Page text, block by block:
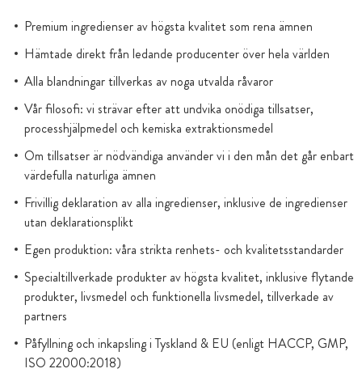
Premium ingredienser av högsta kvalitet som rena ämnen
Hämtade direkt från ledande producenter över hela världen
Alla blandningar tillverkas av noga utvalda råvaror
Vår filosofi: vi strävar efter att undvika onödiga tillsatser,
processhjälpmedel och kemiska extraktionsmedel
Om tillsatser är nödvändiga använder vi i den mån det går enbart
värdefulla naturliga ämnen
Frivillig deklaration av alla ingredienser, inklusive de ingredienser
utan deklarationsplikt
Egen produktion: våra strikta renhets- och kvalitetsstandarder
Specialtillverkade produkter av högsta kvalitet, inklusive flytande
produkter, livsmedel och funktionella livsmedel, tillverkade av
partners
Påfyllning och inkapsling i Tyskland & EU (enligt HACCP, GMP,
ISO 22000:2018)